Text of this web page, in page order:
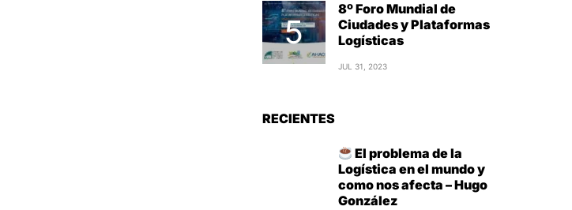
8º Foro Mundial de
Ciudades y Plataformas
Logísticas
JUL 31, 2023
RECIENTES
El problema de la
Logística en el mundo y
como nos afecta – Hugo
González